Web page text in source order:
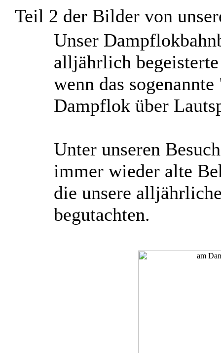
Teil 2 der Bilder von
Unser
alljährlich begeisterte
wenn das
Dampflok über
Unter unseren
immer wieder alte
die unsere
begutachten.